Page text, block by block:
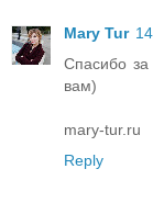
Mary Tur
Спасибо за
вам)
mary-tur.ru
Reply